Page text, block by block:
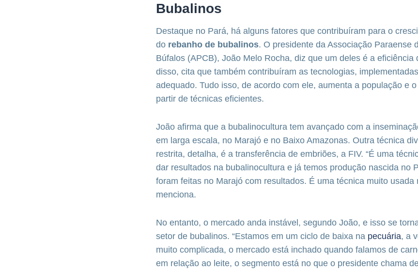
Bubalinos
Destaque no Pará, há alguns fatores que contribuíram para o
do rebanho de bubalinos. O presidente da Associação Paraense
Búfalos (APCB), João Melo Rocha, diz que um deles é a eficiência
disso, cita que também contribuíram as tecnologias,
adequado. Tudo isso, de acordo com ele, aumenta a população e
partir de técnicas eficientes.
João afirma que a bubalinocultura tem avançado com a
em larga escala, no Marajó e no Baixo Amazonas. Outra técnica
restrita, detalha, é a transferência de embriões, a FIV. “É uma
dar resultados na bubalinocultura e já temos produção nascida no
foram feitas no Marajó com resultados. É uma técnica muito usada
menciona.
No entanto, o mercado anda instável, segundo João, e isso se
setor de bubalinos. “Estamos em um ciclo de baixa na pecuária, a
muito complicada, o mercado está inchado quando falamos de
em relação ao leite, o segmento está no que o presidente chama